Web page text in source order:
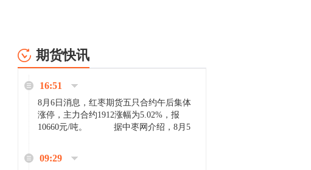
期货快讯
16:51
8月6日消息，红枣期货五只合约午后集体
涨停，主力合约1912涨幅为5.02%，报
10660元/吨。 据中枣网介绍，8月5
家好货依旧惜售挺...
09:29